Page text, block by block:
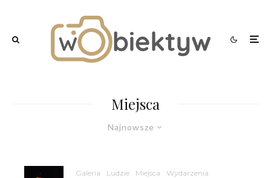
Miejsca
Najnowsze
Galeria Ludzie Miejsca Wydarzenia